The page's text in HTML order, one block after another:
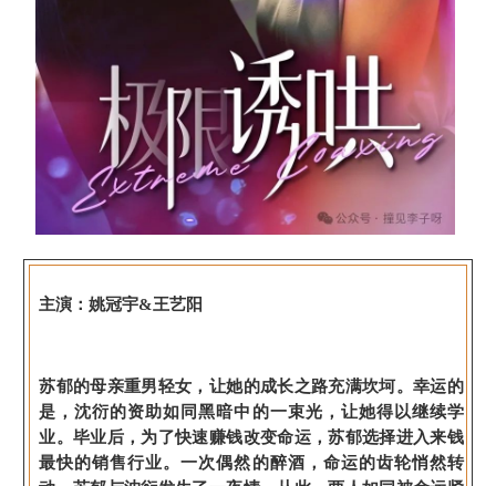
主演：姚冠宇&王艺阳
苏郁的母亲重男轻女，让她的成长之路充满坎坷。幸运的
是，沈衍的资助如同黑暗中的一束光，让她得以继续学
业。毕业后，为了快速赚钱改变命运，苏郁选择进入来钱
最快的销售行业。一次偶然的醉酒，命运的齿轮悄然转